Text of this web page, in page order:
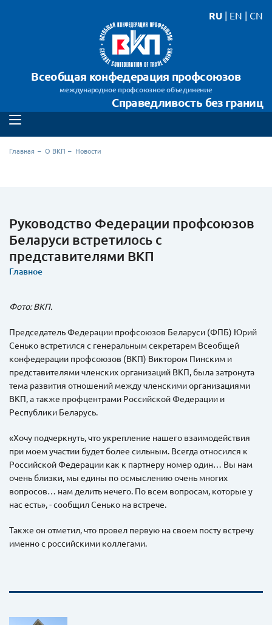
Всеобщая конфедерация профсоюзов
международное профсоюзное объединение
Справедливость без границ
RU | EN | CN
Главная О ВКП Новости
Руководство Федерации профсоюзов
Беларуси встретилось с
представителями ВКП
Главное
Фото: ВКП.
Председатель Федерации профсоюзов Беларуси (ФПБ) Юрий
Сенько встретился с генеральным секретарем Всеобщей
конфедерации профсоюзов (ВКП) Виктором Пинским и
представителями членских организаций ВКП, была затронута
тема развития отношений между членскими организациями
ВКП, а также профцентрами Российской Федерации и
Республики Беларусь.
«Хочу подчеркнуть, что укрепление нашего взаимодействия
при моем участии будет более сильным. Всегда относился к
Российской Федерации как к партнеру номер один… Вы нам
очень близки, мы едины по осмыслению очень многих
вопросов… нам делить нечего. По всем вопросам, которые у
нас есть», - сообщил Сенько на встрече.
Также он отметил, что провел первую на своем посту встречу
именно с российскими коллегами.